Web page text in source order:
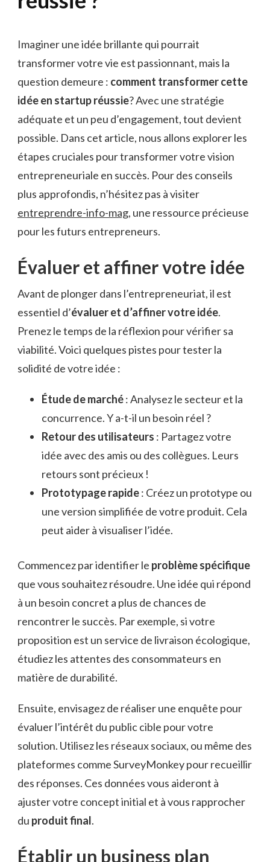
Imaginer une idée brillante qui pourrait
transformer votre vie est passionnant, mais la
question demeure : comment transformer cette
idée en startup réussie? Avec une stratégie
adéquate et un peu d’engagement, tout devient
possible. Dans cet article, nous allons explorer les
étapes cruciales pour transformer votre vision
entrepreneuriale en succès. Pour des conseils
plus approfondis, n’hésitez pas à visiter
entreprendre-info-mag, une ressource précieuse
pour les futurs entrepreneurs.
Évaluer et affiner votre idée
Avant de plonger dans l’entrepreneuriat, il est
essentiel d’évaluer et d’affiner votre idée.
Prenez le temps de la réflexion pour vérifier sa
viabilité. Voici quelques pistes pour tester la
solidité de votre idée :
Étude de marché: Analysez le secteur et la
concurrence. Y a-t-il un besoin réel ?
Retour des utilisateurs : Partagez votre
idée avec des amis ou des collègues. Leurs
retours sont précieux !
Prototypage rapide: Créez un prototype ou
une version simplifiée de votre produit. Cela
peut aider à visualiser l’idée.
Commencez par identifier le problème spécifique
que vous souhaitez résoudre. Une idée qui répond
à un besoin concret a plus de chances de
rencontrer le succès. Par exemple, si votre
proposition est un service de livraison écologique,
étudiez les attentes des consommateurs en
matière de durabilité.
Ensuite, envisagez de réaliser une enquête pour
évaluer l’intérêt du public cible pour votre
solution. Utilisez les réseaux sociaux, ou même des
plateformes comme SurveyMonkey pour recueillir
des réponses. Ces données vous aideront à
ajuster votre concept initial et à vous rapprocher
du produit final.
Établir un business plan